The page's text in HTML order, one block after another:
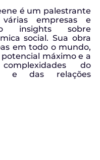
é um palestrante
empresas e
insights sobre
social. Sua obra
em todo o mundo,
máximo e a
do
e das relações